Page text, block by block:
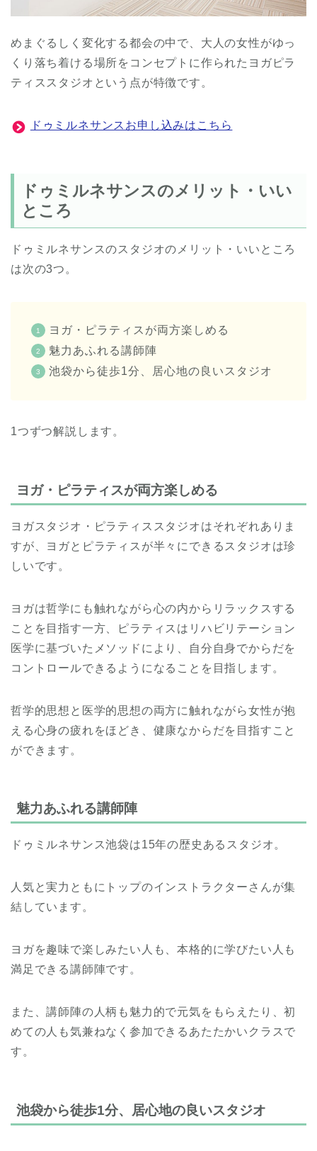
めまぐるしく変化する都会の中で、大人の女性がゆっ
くり落ち着ける場所をコンセプトに作られたヨガピラ
ティススタジオという点が特徴です。
ドゥミルネサンスお申し込みはこちら
ドゥミルネサンスのメリット・いい
ところ
ドゥミルネサンスのスタジオのメリット・いいところ
は次の3つ。
ヨガ・ピラティスが両方楽しめる
魅力あふれる講師陣
池袋から徒歩1分、居心地の良いスタジオ
1つずつ解説します。
ヨガ・ピラティスが両方楽しめる
ヨガスタジオ・ピラティススタジオはそれぞれありま
すが、ヨガとピラティスが半々にできるスタジオは珍
しいです。
ヨガは哲学にも触れながら心の内からリラックスする
ことを目指す一方、ピラティスはリハビリテーション
医学に基づいたメソッドにより、自分自身でからだを
コントロールできるようになることを目指します。
哲学的思想と医学的思想の両方に触れながら女性が抱
える心身の疲れをほどき、健康なからだを目指すこと
ができます。
魅力あふれる講師陣
ドゥミルネサンス池袋は15年の歴史あるスタジオ。
人気と実力ともにトップのインストラクターさんが集
結しています。
ヨガを趣味で楽しみたい人も、本格的に学びたい人も
満足できる講師陣です。
また、講師陣の人柄も魅力的で元気をもらえたり、初
めての人も気兼ねなく参加できるあたたかいクラスで
す。
池袋から徒歩1分、居心地の良いスタジオ